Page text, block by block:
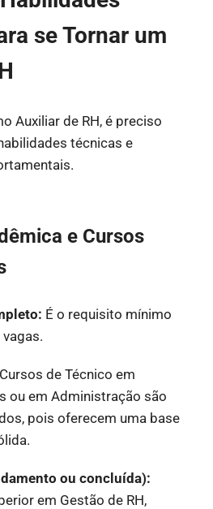
se Tornar um
Auxiliar de RH, é preciso
técnicas e
e Cursos
É o requisito mínimo
Cursos de Técnico em
ou em Administração são
pois oferecem uma base
ou concluída):
em Gestão de RH,